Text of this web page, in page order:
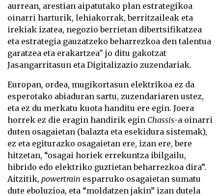
aurrean, arestian aipatutako plan estrategikoa
oinarri harturik, lehiakorrak, berritzaileak eta
irekiak izatea, negozio berrietan dibertsifikatzea
eta estrategia gauzatzeko beharrezkoa den talentua
garatzea eta erakartzea" jo ditu gakotzat
Jasangarritasun eta Digitalizazio zuzendariak.
Europan, ordea, mugikortasun elektrikoa ez da
esperotako abiaduran sartu, zuzendariaren ustez,
eta ez du merkatu kuota handitu ere egin. Joera
horrek ez die eragin handirik egin Chassis-a oinarri
duten osagaietan (balazta eta esekidura sistemak),
ez eta egiturazko osagaietan ere, izan ere, bere
hitzetan, “osagai horiek errekuntza ibilgailu,
hibrido edo elektriko guztietan beharrezkoa dira”.
Aitzitik, powertrain esparruko osagaietan sumatu
dute eboluzioa, eta “moldatzen jakin” izan dutela